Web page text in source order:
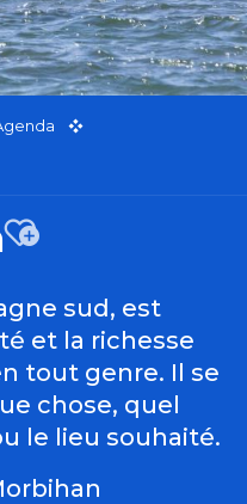
Ajouter aux
sud, est
et la richesse
tout genre. Il se
chose, quel
le lieu souhaité.